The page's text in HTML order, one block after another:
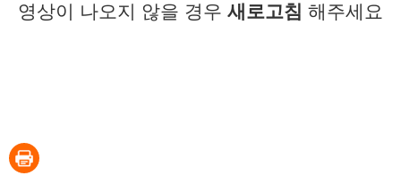
영상이 나오지 않을 경우 새로고침 해주세요